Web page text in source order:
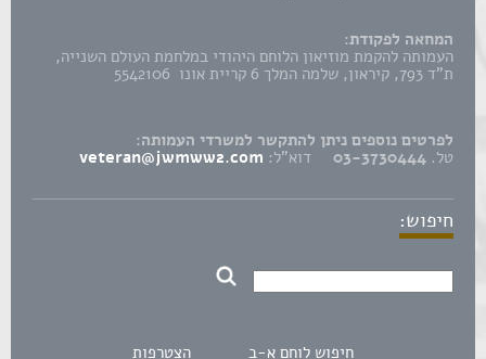
המחאה לפקודת:
העמותה להקמת מוזיאון הלוחם היהודי במלחמת העולם השנייה,
ת"ד 793, קיראון, שלמה המלך 6 קריית אונו 5542106
לפרטים נוספים ניתן להתקשר למשרדי העמותה:
טל. 03-3730444 דוא"ל: veteran@jwmww2.com
חיפוש:
חיפוש לוחם א-ב הצטרפות